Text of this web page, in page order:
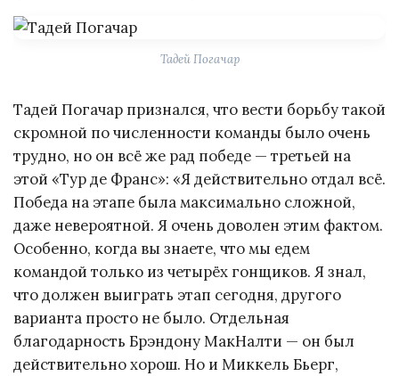
Тадей Погачар
Тадей Погачар признался, что вести борьбу такой
скромной по численности команды было очень
трудно, но он всё же рад победе — третьей на
этой «Тур де Франс»: «Я действительно отдал всё.
Победа на этапе была максимально сложной,
даже невероятной. Я очень доволен этим фактом.
Особенно, когда вы знаете, что мы едем
командой только из четырёх гонщиков. Я знал,
что должен выиграть этап сегодня, другого
варианта просто не было. Отдельная
благодарность Брэндону МакНалти — он был
действительно хорош. Но и Миккель Бьерг,